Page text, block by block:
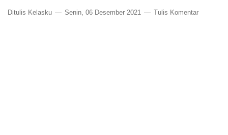
Ditulis Kelasku Senin, 06 Desember 2021 Tulis Komentar